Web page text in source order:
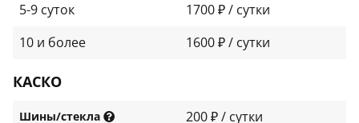
5-9 суток
1700 ₽ / сутки
10 и более
1600 ₽ / сутки
КАСКО
Шины/стекла 200 ₽ / сутки